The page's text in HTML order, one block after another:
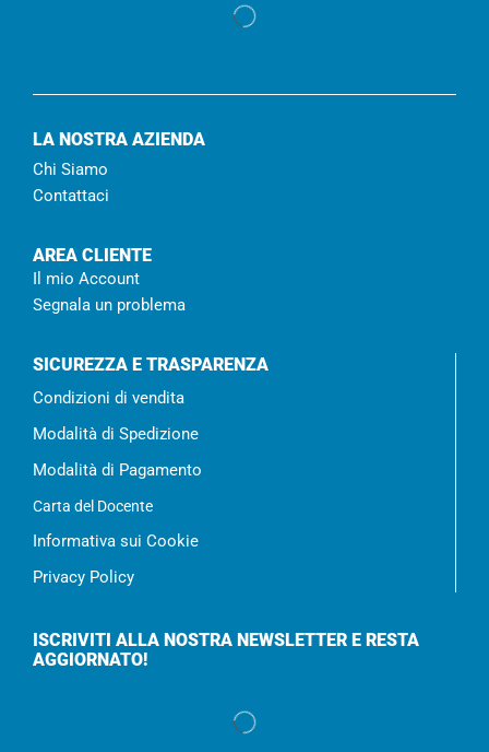
LA NOSTRA AZIENDA
Chi Siamo
Contattaci
AREA CLIENTE
Il mio Account
Segnala un problema
SICUREZZA E TRASPARENZA
Condizioni di vendita
Modalità di Spedizione
Modalità di Pagamento
Carta del Docente
Informativa sui Cookie
Privacy Policy
ISCRIVITI ALLA NOSTRA NEWSLETTER E RESTA
AGGIORNATO!